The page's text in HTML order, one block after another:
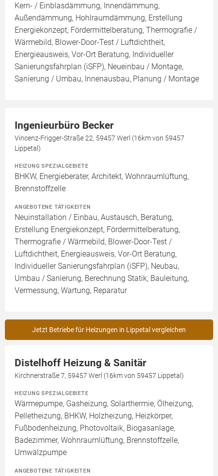
Kern- / Einblasdämmung, Innendämmung,
Außendämmung, Hohlraumdämmung, Erstellung
Energiekonzept, Fördermittelberatung, Thermografie /
Wärmebild, Blower-Door-Test / Luftdichtheit,
Energieausweis, Vor-Ort Beratung, Individueller
Sanierungsfahrplan (iSFP), Neueinbau / Montage,
Sanierung / Umbau, Innenausbau, Planung / Montage
Ingenieurbüro Becker
Vincenz-Frigger-Straße 22, 59457 Werl (16km von 59457
Lippetal)
HEIZUNG SPEZIALGEBIETE
BHKW, Energieberater, Architekt, Wohnraumlüftung,
Brennstoffzelle
ANGEBOTENE TÄTIGKEITEN
Neuinstallation / Einbau, Austausch, Beratung,
Erstellung Energiekonzept, Fördermittelberatung,
Thermografie / Wärmebild, Blower-Door-Test /
Luftdichtheit, Energieausweis, Vor-Ort Beratung,
Individueller Sanierungsfahrplan (iSFP), Neubau,
Umbau / Sanierung, Berechnung Statik, Bauleitung,
Vermessung, Wartung, Reparatur
Jetzt Betriebe für Heizungen in Lippetal vergleichen
Distelhoff Heizung & Sanitär
Kirchnerstraße 7, 59457 Werl (16km von 59457 Lippetal)
HEIZUNG SPEZIALGEBIETE
Wärmepumpe, Gasheizung, Solarthermie, Ölheizung,
Pelletheizung, BHKW, Holzheizung, Heizkörper,
Fußbodenheizung, Photovoltaik, Biogasanlage,
Badezimmer, Wohnraumlüftung, Brennstoffzelle,
Umwälzpumpe
ANGEBOTENE TÄTIGKEITEN